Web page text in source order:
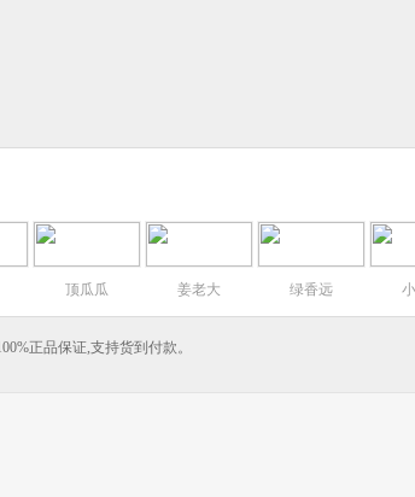
顶瓜瓜 姜老大 绿香远
正品保证,支持货到付款。